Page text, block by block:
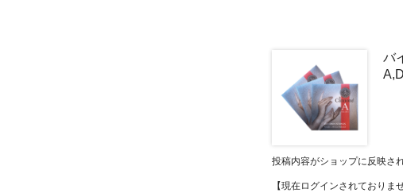
バ
投稿内容がショップに反映さ
【現在ログインされておりま